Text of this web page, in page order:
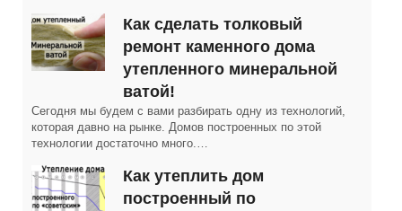
Как сделать толковый
ремонт каменного дома
утепленного минеральной
ватой!
Сегодня мы будем с вами разбирать одну из технологий,
которая давно на рынке. Домов построенных по этой
технологии достаточно много.…
Как утеплить дом
построенный по